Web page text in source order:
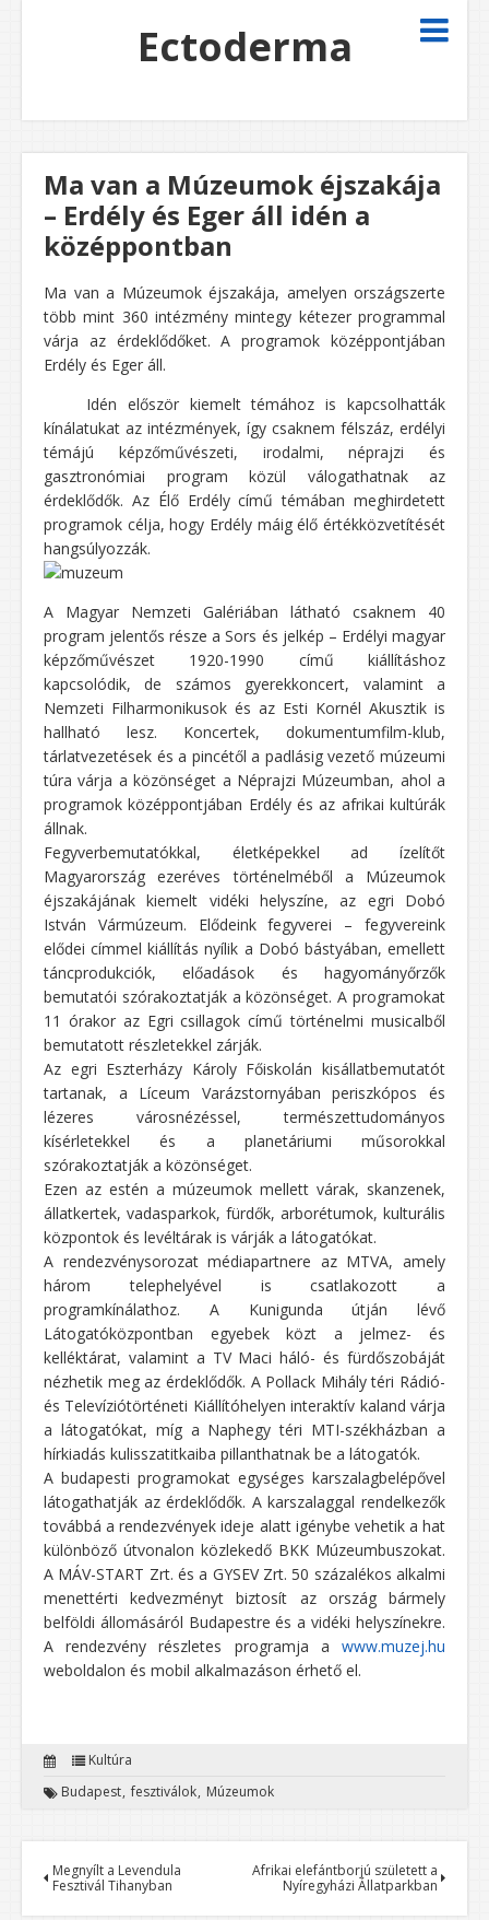
Ectoderma
Ma van a Múzeumok éjszakája
– Erdély és Eger áll idén a
középpontban
Ma van a Múzeumok éjszakája, amelyen országszerte
több mint 360 intézmény mintegy kétezer programmal
várja az érdeklődőket. A programok középpontjában
Erdély és Eger áll.
Idén először kiemelt témához is kapcsolhatták
kínálatukat az intézmények, így csaknem félszáz, erdélyi
témájú képzőművészeti, irodalmi, néprajzi és
gasztronómiai program közül válogathatnak az
érdeklődők. Az Élő Erdély című témában meghirdetett
programok célja, hogy Erdély máig élő értékközvetítését
hangsúlyozzák.
A Magyar Nemzeti Galériában látható csaknem 40
program jelentős része a Sors és jelkép – Erdélyi magyar
képzőművészet 1920-1990 című kiállításhoz
kapcsolódik, de számos gyerekkoncert, valamint a
Nemzeti Filharmonikusok és az Esti Kornél Akusztik is
hallható lesz. Koncertek, dokumentumfilm-klub,
tárlatvezetések és a pincétől a padlásig vezető múzeumi
túra várja a közönséget a Néprajzi Múzeumban, ahol a
programok középpontjában Erdély és az afrikai kultúrák
állnak.
Fegyverbemutatókkal, életképekkel ad ízelítőt
Magyarország ezeréves történelméből a Múzeumok
éjszakájának kiemelt vidéki helyszíne, az egri Dobó
István Vármúzeum. Elődeink fegyverei – fegyvereink
elődei címmel kiállítás nyílik a Dobó bástyában, emellett
táncprodukciók, előadások és hagyományőrzők
bemutatói szórakoztatják a közönséget. A programokat
11 órakor az Egri csillagok című történelmi musicalből
bemutatott részletekkel zárják.
Az egri Eszterházy Károly Főiskolán kisállatbemutatót
tartanak, a Líceum Varázstornyában periszkópos és
lézeres városnézéssel, természettudományos
kísérletekkel és a planetáriumi műsorokkal
szórakoztatják a közönséget.
Ezen az estén a múzeumok mellett várak, skanzenek,
állatkertek, vadasparkok, fürdők, arborétumok, kulturális
központok és levéltárak is várják a látogatókat.
A rendezvénysorozat médiapartnere az MTVA, amely
három telephelyével is csatlakozott a
programkínálathoz. A Kunigunda útján lévő
Látogatóközpontban egyebek közt a jelmez- és
kelléktárat, valamint a TV Maci háló- és fürdőszobáját
nézhetik meg az érdeklődők. A Pollack Mihály téri Rádió-
és Televíziótörténeti Kiállítóhelyen interaktív kaland várja
a látogatókat, míg a Naphegy téri MTI-székházban a
hírkiadás kulisszatitkaiba pillanthatnak be a látogatók.
A budapesti programokat egységes karszalagbelépővel
látogathatják az érdeklődők. A karszalaggal rendelkezők
továbbá a rendezvények ideje alatt igénybe vehetik a hat
különböző útvonalon közlekedő BKK Múzeumbuszokat.
A MÁV-START Zrt. és a GYSEV Zrt. 50 százalékos alkalmi
menettérti kedvezményt biztosít az ország bármely
belföldi állomásáról Budapestre és a vidéki helyszínekre.
A rendezvény részletes programja a www.muzej.hu
weboldalon és mobil alkalmazáson érhető el.
Kultúra
Budapest fesztiválok Múzeumok
Megnyílt a Levendula
Fesztivál Tihanyban
Afrikai elefántborjú született a
Nyíregyházi Állatparkban